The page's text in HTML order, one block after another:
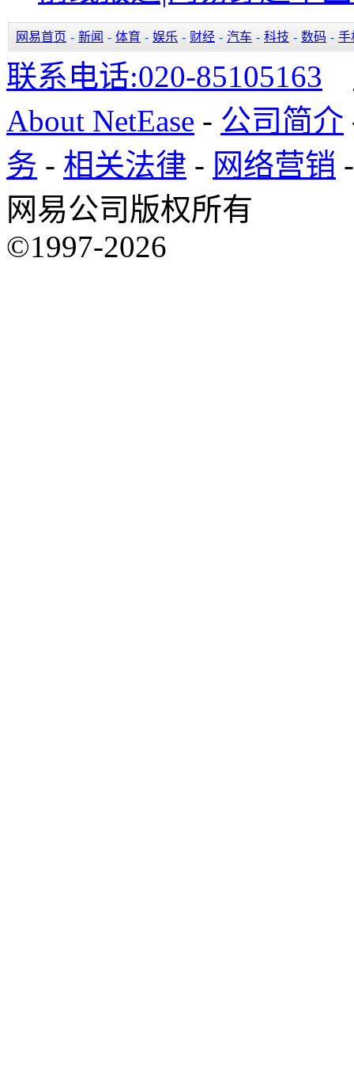
网易首页 - 新闻 - 体育 - 娱乐 - 财经 - 汽车 - 科技 - 数码 - 手
版
联系电话:020-85105163
About NetEase - 公司简介
务 - 相关法律 - 网络营销
网易公司版权所有
©1997-2026